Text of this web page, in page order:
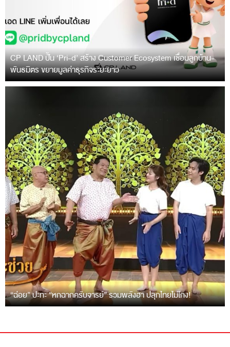
CP LAND ปั้น ‘Pri-d’ สร้าง Customer Ecosystem เชื่อมลูกบ้าน-
พันธมิตร ขยายมูลค่าธุรกิจระยะยาว
“ฉ่อย” ปะทะ “หกฉากครับจารย์” รวมพลังฮา ปลุกไทยไม่โกง!